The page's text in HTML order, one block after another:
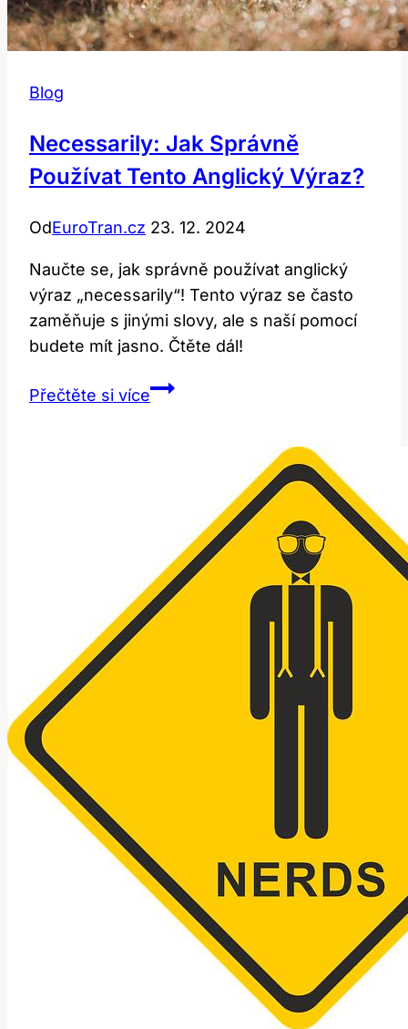
Blog
Necessarily: Jak Správně
Používat Tento Anglický Výraz?
OdEuroTran.cz 23. 12. 2024
Naučte se, jak správně používat anglický
výraz „necessarily“! Tento výraz se často
zaměňuje s jinými slovy, ale s naší pomocí
budete mít jasno. Čtěte dál!
Přečtěte si víceNecessarily:
Anglický
Výraz?